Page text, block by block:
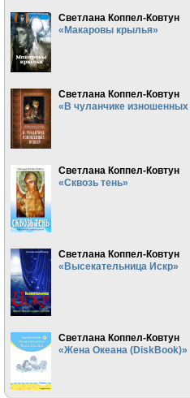
Светлана Коппел-Ковтун
«Макаровы крылья»
Светлана Коппел-Ковтун
«В чуланчике
Светлана Коппел-Ковтун
«Сквозь тень»
Светлана Коппел-Ковтун
«Высекательница Искр»
Светлана Коппел-Ковтун
«Жена Океана (DiskBook)»